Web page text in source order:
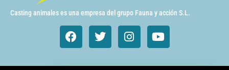
Casting animales es una empresa del grupo Fauna y acción S.L.